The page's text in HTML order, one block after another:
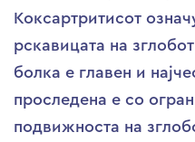
Коксартритисот
рскавицата на
болка е главен и
проследена е со
подвижноста на